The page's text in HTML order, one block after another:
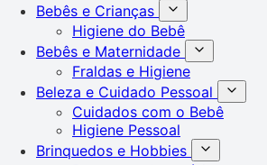
Bebês e Crianças
Higiene do Bebê
Bebês e Maternidade
Fraldas e Higiene
Beleza e Cuidado Pessoal
Cuidados com o Bebê
Higiene Pessoal
Brinquedos e Hobbies